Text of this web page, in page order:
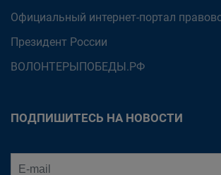
Официальный интернет-портал
Президент России
ВОЛОНТЕРЫПОБЕДЫ.РФ
ПОДПИШИТЕСЬ НА НОВОСТИ